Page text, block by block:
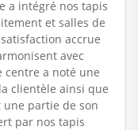
a intégré nos tapis
et salles de
accrue
avec
centre a noté une
clientèle ainsi que
partie de son
par nos tapis